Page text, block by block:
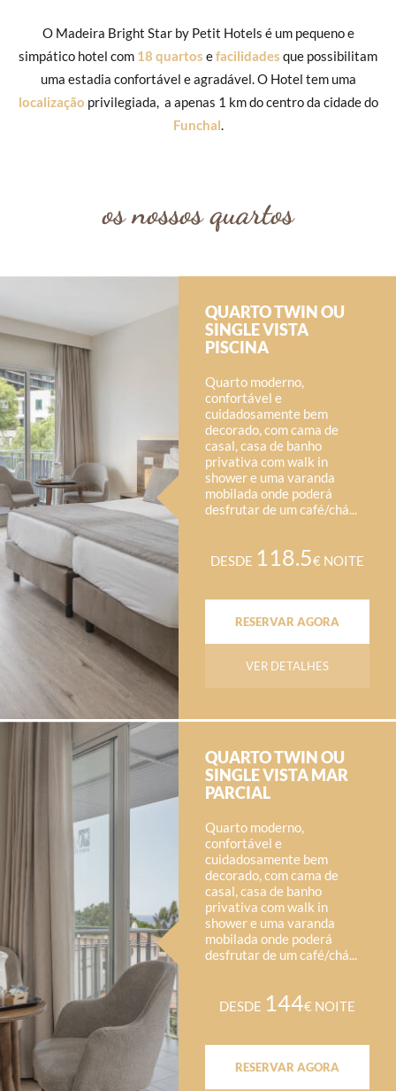
O Madeira Bright Star by Petit Hotels é um pequeno e
simpático hotel com 18 quartos efacilidades que possibilitam
uma estadia confortável e agradável. O Hotel tem uma
localização privilegiada, a apenas 1 km do centro da cidade do
Funchal.
os nossos quartos
QUARTO TWIN OU
SINGLE VISTA
PISCINA
Quarto moderno,
confortável e
cuidadosamente bem
decorado, com cama de
casal, casa de banho
privativa com walk in
shower e uma varanda
mobilada onde poderá
desfrutar de um café/chá...
DESDE 118.5€ NOITE
RESERVAR AGORA
VER DETALHES
QUARTO TWIN OU
SINGLE VISTA MAR
PARCIAL
Quarto moderno,
confortável e
cuidadosamente bem
decorado, com cama de
casal, casa de banho
privativa com walk in
shower e uma varanda
mobilada onde poderá
desfrutar de um café/chá...
DESDE 144€ NOITE
RESERVAR AGORA